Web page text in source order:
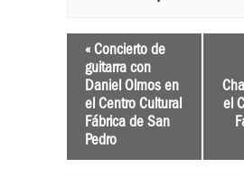
« Concierto de
guitarra con
Daniel Olmos en
el Centro Cultural
Fábrica de San
Pedro
el